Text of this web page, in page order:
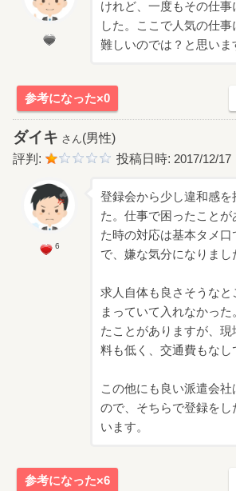
けれど、一度もその仕
した。ここで人気の仕事
難しいのでは？と思いま
参考になった×0
ダイキ さん(男性)
評判:
投稿日時: 2017/12/17
6
登録会から少し違和感を
た。仕事で困ったことが
た時の対応は基本タメ口
で、嫌な気分になりまし
求人自体も良さそうなと
まっていて入れなかっ
たことがありますが、
料も低く、交通費もなし
この他にも良い派遣会社
ので、そちらで登録をし
います。
参考になった×6